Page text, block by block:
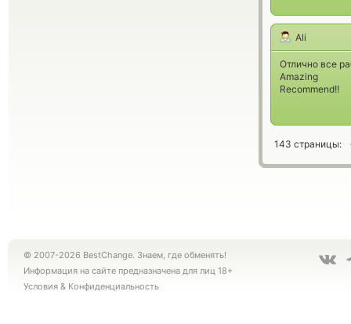
Ali
Отлично все
Amazing
Recommend!!
143 страницы:
© 2007-2026 BestChange. Знаем, где обменять!
Информация на сайте предназначена для лиц 18+
Условия & Конфиденциальность